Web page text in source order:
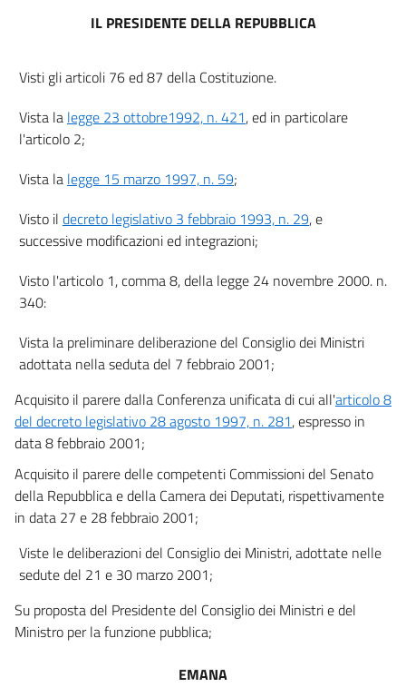
Capo I
Relazioni con il pubblico
11
12
Sezione I
ed
attribuzioni
14
16
17
17 bis
18
20
21
22
23
23 bis
24
IL PRESIDENTE DELLA REPUBBLICA
Visti gli articoli 76 ed 87 della Costituzione.
Vista la legge 23 ottobre1992, n. 421, ed in particolare
l'articolo 2;
Vista la legge 15 marzo 1997, n. 59;
Visto il decreto legislativo 3 febbraio 1993, n. 29, e
successive modificazioni ed integrazioni;
Visto l'articolo 1, comma 8, della legge 24 novembre 2000. n.
340:
Vista la preliminare deliberazione del Consiglio dei Ministri
adottata nella seduta del 7 febbraio 2001;
Acquisito il parere dalla Conferenza unificata di cui all'articolo 8
del decreto legislativo 28 agosto 1997, n. 281, espresso in
data 8 febbraio 2001;
Acquisito il parere delle competenti Commissioni del Senato
della Repubblica e della Camera dei Deputati, rispettivamente
in data 27 e 28 febbraio 2001;
Viste le deliberazioni del Consiglio dei Ministri, adottate nelle
sedute del 21 e 30 marzo 2001;
Su proposta del Presidente del Consiglio dei Ministri e del
Ministro per la funzione pubblica;
EMANA